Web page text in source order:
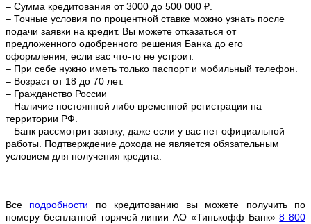
– Сумма кредитования от 3000 до 500 000 ₽.
– Точные условия по процентной ставке можно узнать после
подачи заявки на кредит. Вы можете отказаться от
предложенного одобренного решения Банка до его
оформления, если вас что-то не устроит.
– При себе нужно иметь только паспорт и мобильный телефон.
– Возраст от 18 до 70 лет.
– Гражданство России
– Наличие постоянной либо временной регистрации на
территории РФ.
– Банк рассмотрит заявку, даже если у вас нет официальной
работы. Подтверждение дохода не является обязательным
условием для получения кредита.
Все подробности по кредитованию вы можете получить по
номеру бесплатной горячей линии АО «Тинькофф Банк»8 800